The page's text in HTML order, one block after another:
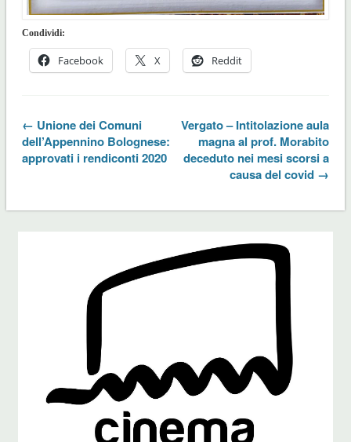
Condividi:
Facebook X Reddit
← Unione dei Comuni
dell’Appennino Bolognese:
approvati i rendiconti 2020
Vergato – Intitolazione aula
magna al prof. Morabito
deceduto nei mesi scorsi a
causa del covid →